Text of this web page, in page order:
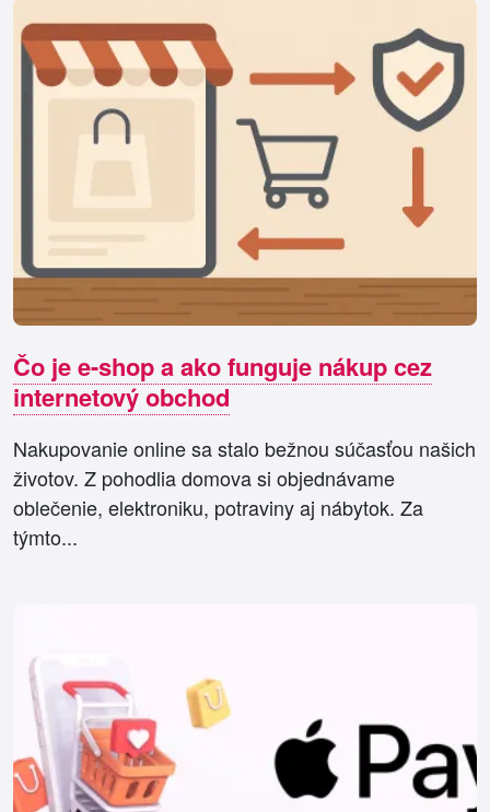
Čo je e-shop a ako funguje nákup cez
internetový obchod
Nakupovanie online sa stalo bežnou súčasťou našich
životov. Z pohodlia domova si objednávame
oblečenie, elektroniku, potraviny aj nábytok. Za
týmto...